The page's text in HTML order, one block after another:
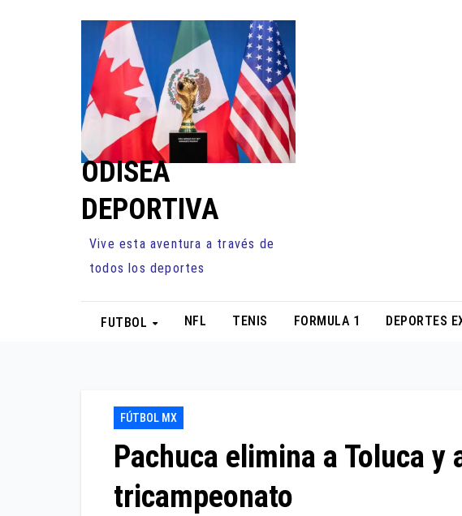
ODISEA
DEPORTIVA
Vive esta aventura a través de
todos los deportes
FUTBOL NFL TENIS FORMULA 1 DEPORTES
FÚTBOL MX
Pachuca elimina a Toluca
tricampeonato